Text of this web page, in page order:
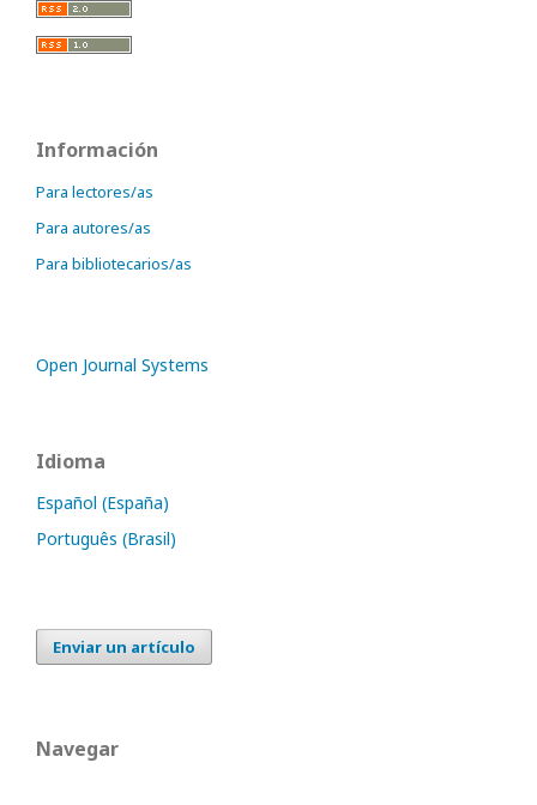
Información
Para lectores/as
Para autores/as
Para bibliotecarios/as
Open Journal Systems
Idioma
Español (España)
Português (Brasil)
Enviar un artículo
Navegar